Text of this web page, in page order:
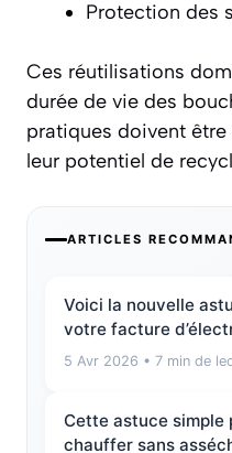
Protection des
Ces réutilisations
durée de vie des
pratiques doivent
leur potentiel de
ARTICLES
Voici la nouvelle
votre facture
5 Avr 2026 • 7 min de
Cette astuce simple
chauffer sans